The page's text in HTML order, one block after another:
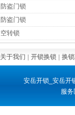
防盗门锁
防盗门锁
空转锁
关于我们 | 开锁换锁 | 换
安岳开锁_安岳开
服